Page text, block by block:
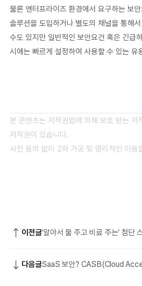
물론 엔터프라이즈 환경에서 요구하는 보
솔루션을 도입하거나 별도의 채널을 통해
수도 있지만 일반적인 보안요건 혹은 긴급
시에는 빠르게 설정하여 사용할 수 있는 유
본 콘텐츠는 저작권법에 의해 보호 받는 저
저작권이 있습니다.
사전 동의 없이 2차 가공 및 영리적인 이용
이전글'알아서 물 주고 비료 주는' 첨단
다음글SaaS 보안? CASB(Cloud